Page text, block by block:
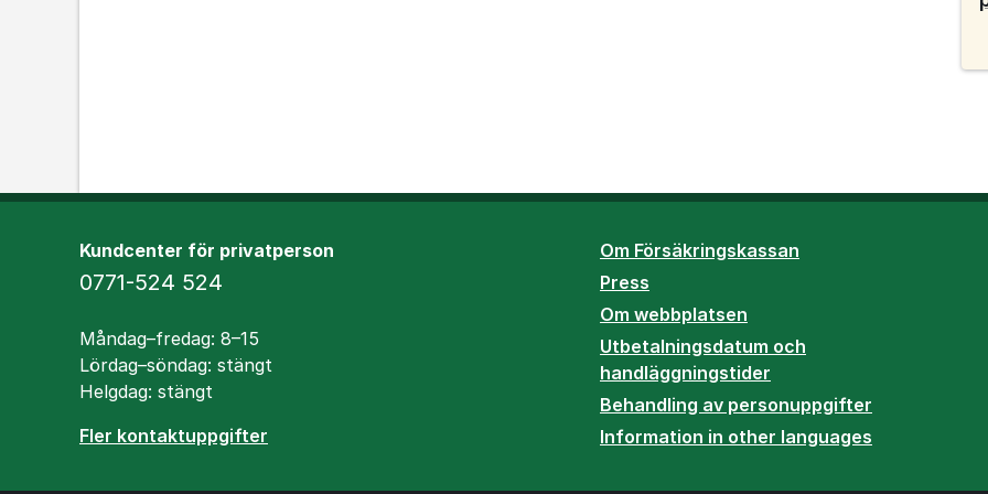
Kundcenter för privatperson
Telefon
0771-524 524
Öppettider
Måndag–fredag: 8–15
Lördag–söndag: stängt
Helgdag: stängt
Fler kontaktuppgifter
Om Försäkringskassan
Press
Om webbplatsen
Utbetalningsdatum och
handläggningstider
Behandling av personuppgifter
Information in other languages